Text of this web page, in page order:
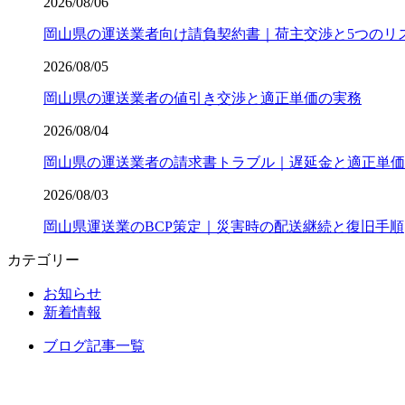
岡山県の運送業者向け請負契約書｜荷主交渉と5つのリ
2026/08/05
岡山県の運送業者の値引き交渉と適正単価の実務
2026/08/04
岡山県の運送業者の請求書トラブル｜遅延金と適正単
2026/08/03
岡山県運送業のBCP策定｜災害時の配送継続と復旧手順
カテゴリー
お知らせ
新着情報
ブログ記事一覧